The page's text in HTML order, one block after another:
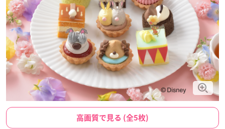
高画質で見る (全5枚)